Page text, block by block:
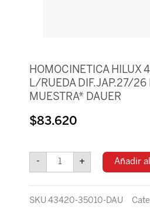
HOMOCINETICA
L/RUEDA DIF.JAP.27/26
MUESTRA* DAUER
$83.620
-
HILUX
4X4
L/RUEDA
DIF.JAP.27/26
+ Añadir
SKU 43420-35010-DAU